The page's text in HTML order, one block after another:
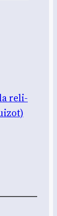
la reli­